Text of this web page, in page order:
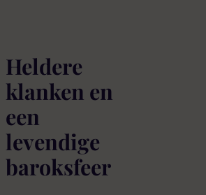
Heldere
klanken en
een
levendige
baroksfeer